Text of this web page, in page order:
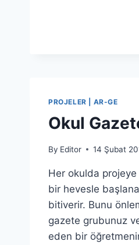
PROJELER | AR-GE
Okul
By Editor 14 Şubat
Her okulda
bir hevesle
bitiverir. Bunu
gazete grubunuz
eden bir